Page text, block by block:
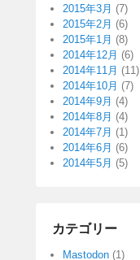
2015年3月 (7)
2015年2月 (6)
2015年1月 (8)
2014年12月 (6)
2014年11月 (11)
2014年10月 (7)
2014年9月 (4)
2014年8月 (4)
2014年7月 (1)
2014年6月 (6)
2014年5月 (5)
カテゴリー
Mastodon (1)